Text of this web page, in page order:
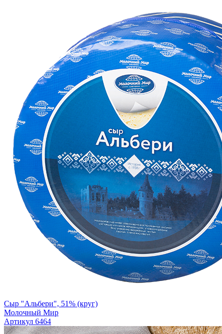
Сыр "Альбери", 51% (круг)
Молочный Мир
Артикул 6464